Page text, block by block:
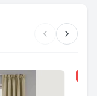
chevron_left chevron_right